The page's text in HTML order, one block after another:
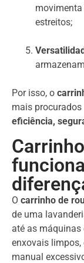
estreitos;
Por isso, o
mais
eficiência,
O carrinho de
de uma
até as
enxovais
manual